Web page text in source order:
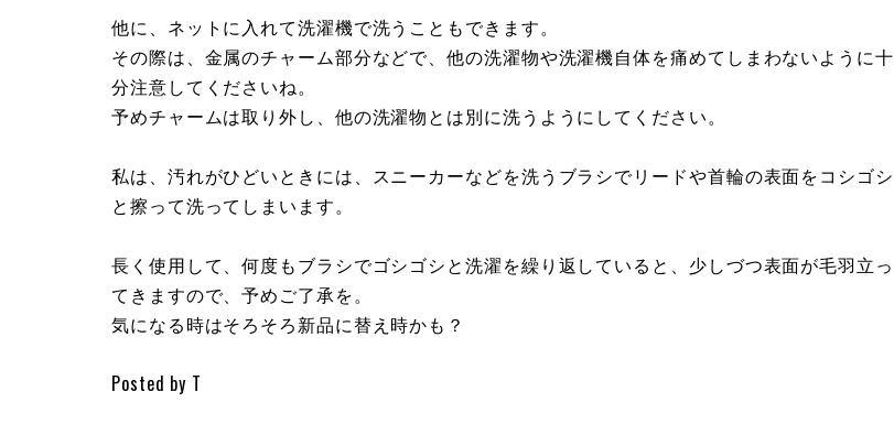
他に、ネットに入れて洗濯機で洗うこともできます。
その際は、金属のチャーム部分などで、他の洗濯物や洗濯機自体を痛めてしまわないように十
分注意してくださいね。
予めチャームは取り外し、他の洗濯物とは別に洗うようにしてください。
私は、汚れがひどいときには、スニーカーなどを洗うブラシでリードや首輪の表面をコシゴシ
と擦って洗ってしまいます。
長く使用して、何度もブラシでゴシゴシと洗濯を繰り返していると、少しづつ表面が毛羽立っ
てきますので、予めご了承を。
気になる時はそろそろ新品に替え時かも？
Posted by T